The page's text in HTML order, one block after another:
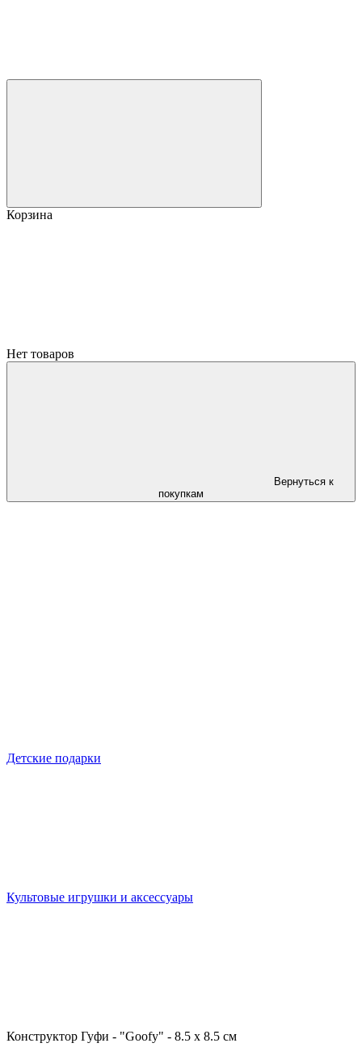
Корзина
Нет товаров
Вернуться к
покупкам
Детские подарки
Культовые игрушки и аксессуары
Конструктор Гуфи - "Goofy" - 8.5 х 8.5 см